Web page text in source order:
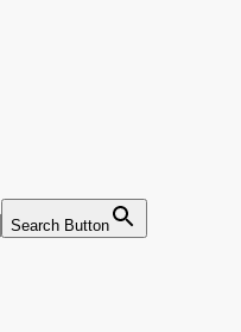
Search Button